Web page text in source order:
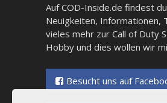
Auf COD-Inside.de findest
Neuigkeiten, Informationen,
vieles mehr zur Call of Duty
Hobby und dies wollen wir
Besucht uns auf